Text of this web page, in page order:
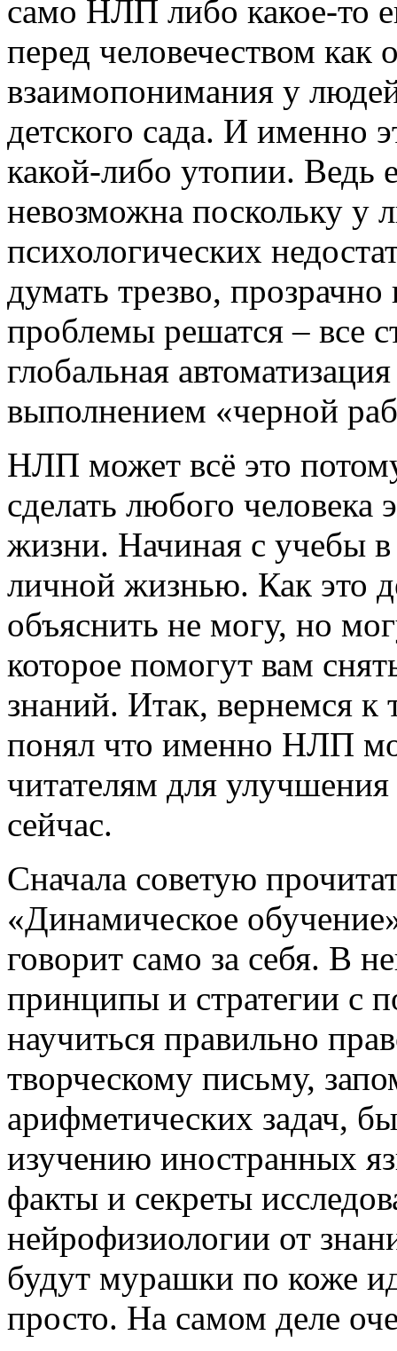
само НЛП либо какое-то
перед человечеством как
взаимопонимания у
детского сада. И именно
какой-либо утопии. Ведь
невозможна поскольку у
психологических
думать трезво,
проблемы решатся – все
глобальная
выполнением «черной
НЛП может всё это
сделать любого человека
жизни. Начиная с учебы в
личной жизнью. Как это
объяснить не могу, но
которое помогут вам
знаний. Итак, вернемся к
понял что именно НЛП
читателям для
сейчас.
Сначала советую
«Динамическое
говорит само за себя. В
принципы и стратегии с
научиться правильно
творческому письму,
арифметических задач,
изучению иностранных
факты и секреты
нейрофизиологии от
будут мурашки по коже
просто. На самом деле